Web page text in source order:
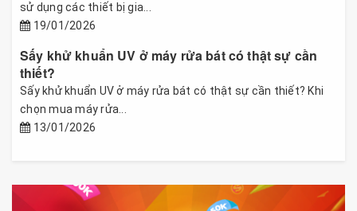
sử dụng các thiết bị gia...
19/01/2026
Sấy khử khuẩn UV ở máy rửa bát có thật sự cần
thiết?
Sấy khử khuẩn UV ở máy rửa bát có thật sự cần thiết? Khi
chọn mua máy rửa...
13/01/2026